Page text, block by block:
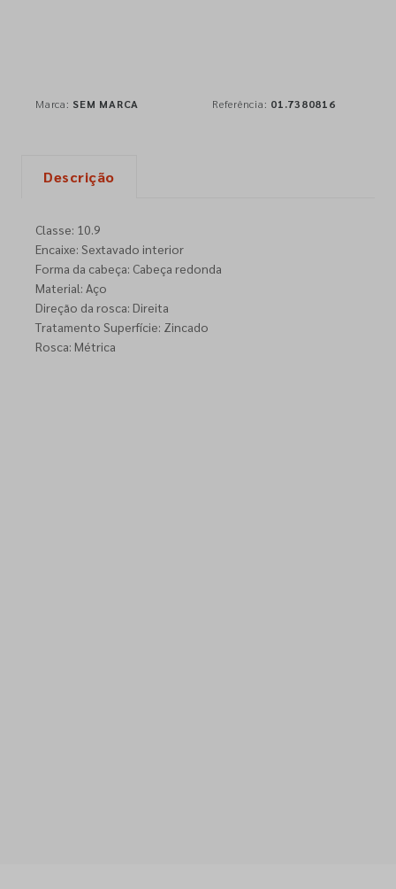
Marca: SEM MARCA Referência: 01.7380816
Descrição
Classe: 10.9
Encaixe: Sextavado interior
Forma da cabeça: Cabeça redonda
Material: Aço
Direção da rosca: Direita
Tratamento Superfície: Zincado
Rosca: Métrica